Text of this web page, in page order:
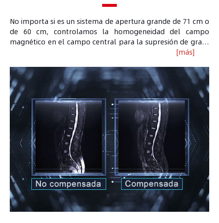
No importa si es un sistema de apertura grande de 71 cm o
de 60 cm, controlamos la homogeneidad del campo
magnético en el campo central para la supresión de grasa
al nivel más alto de la industria. También reducimos la
causados por la falta de homogeneidad del campo B0 a
través de la tecnología ultrarrápida de compensación
previa al escaneo.
[más]